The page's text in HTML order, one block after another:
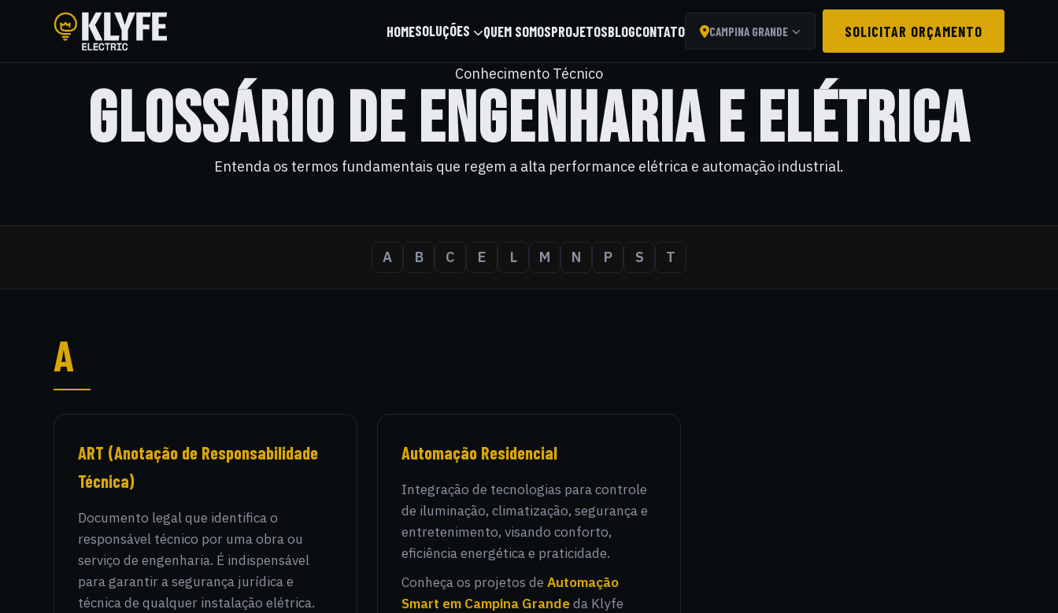
Klyfe Electric
HOMESOLUÇÕES QUEM SOMOSPROJETOSBLOGCONTATO CAMPINA GRANDE SOLICITAR ORÇAMENTO
Conhecimento Técnico
GLOSSÁRIO DE ENGENHARIA E ELÉTRICA
Entenda os termos fundamentais que regem a alta performance elétrica e automação industrial.
A B C E L M N P S T
A
ART (Anotação de Responsabilidade
Técnica)
Documento legal que identifica o
responsável técnico por uma obra ou
serviço de engenharia. É indispensável
para garantir a segurança jurídica e
técnica de qualquer instalação elétrica.
Automação Residencial
Integração de tecnologias para controle
de iluminação, climatização, segurança e
entretenimento, visando conforto,
eficiência energética e praticidade.
Conheça os projetos de Automação
Smart em Campina Grandeda Klyfe